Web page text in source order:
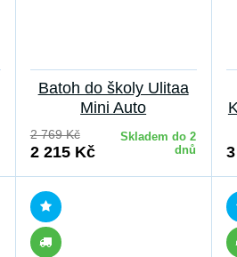
Batoh do školy Ulitaa
Mini Auto
2 769 Kč
2 215 Kč
Skladem do 2
dnů